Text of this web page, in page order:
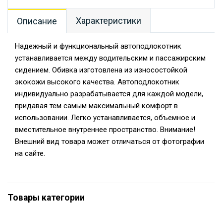
Описание Характеристики
Надежный и функциональный автоподлокотник
устанавливается между водительским и пассажирским
сидением. Обивка изготовлена из износостойкой
экокожи высокого качества. Автоподлокотник
индивидуально разрабатывается для каждой модели,
придавая тем самым максимальный комфорт в
использовании. Легко устанавливается, объемное и
вместительное внутреннее пространство. Внимание!
Внешний вид товара может отличаться от фотографии
на сайте.
Товары категории